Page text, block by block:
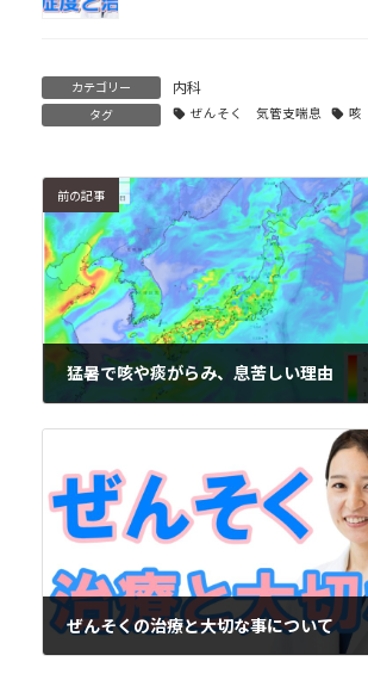
カテゴリー 内科
タグ ぜんそく 気管支喘息 咳
前の記事
猛暑で咳や痰がらみ、息苦しい理由
ぜんそくの治療と大切な事について